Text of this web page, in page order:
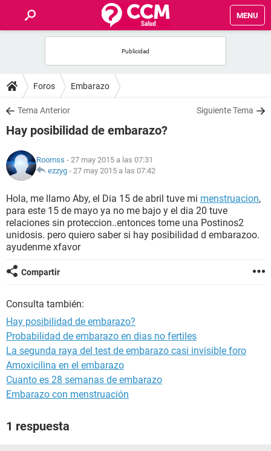
MENU
FOROS
SALUD
FAMILIA
NUTRICIÓN
BIENESTAR
SEXUALIDAD
GLOSARIO
Foros Embarazo
Tema Anterior Siguiente Tema
Hay posibilidad de embarazo?
Roomss - 27 may 2015 a las 07:31
ezzyg - 27 may 2015 a las 07:42
Hola, me llamo Aby, el Dia 15 de abril tuve mi menstruacion,
para este 15 de mayo ya no me bajo y el dia 20 tuve
relaciones sin proteccion..entonces tome una Postinos2
unidosis. pero quiero saber si hay posibilidad d embarazoo.
ayudenme xfavor
Compartir
Consulta también:
Hay posibilidad de embarazo?
Probabilidad de embarazo en dias no fertiles
La segunda raya del test de embarazo casi invisible foro
Amoxicilina en el embarazo
Cuanto es 28 semanas de embarazo
Embarazo con menstruación
1 respuesta